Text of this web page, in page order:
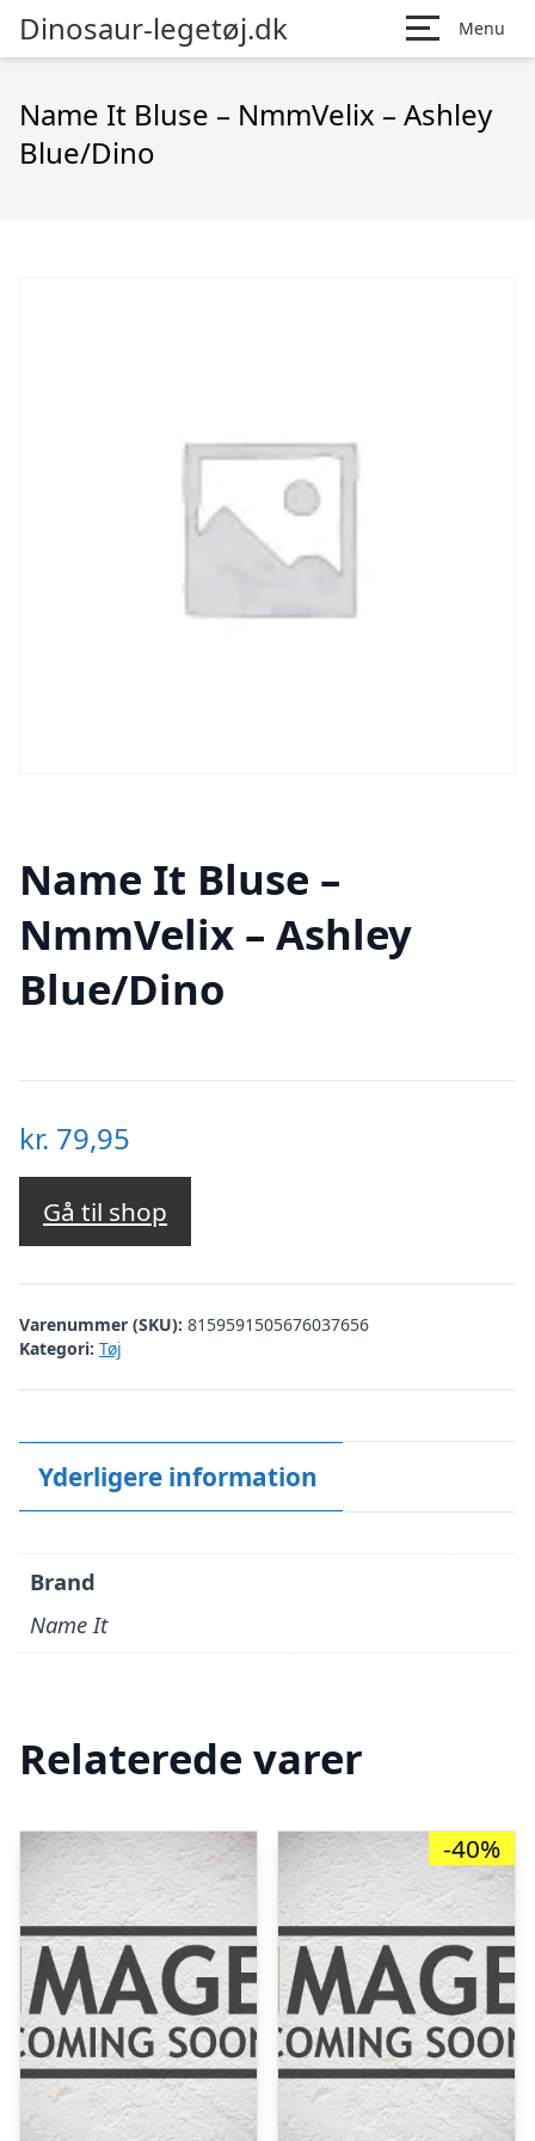
Dinosaur-legetøj.dk Menu
Name It Bluse – NmmVelix – Ashley
Blue/Dino
Name It Bluse –
NmmVelix – Ashley
Blue/Dino
kr. 79,95
Gå til shop
Varenummer (SKU): 8159591505676037656
Kategori: Tøj
Yderligere information
Brand
Name It
Relaterede varer
-40%